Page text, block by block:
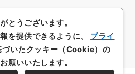
とうございます。
を提供できるように、 プライ
づいたクッキー（Cookie）の
願いいたします。